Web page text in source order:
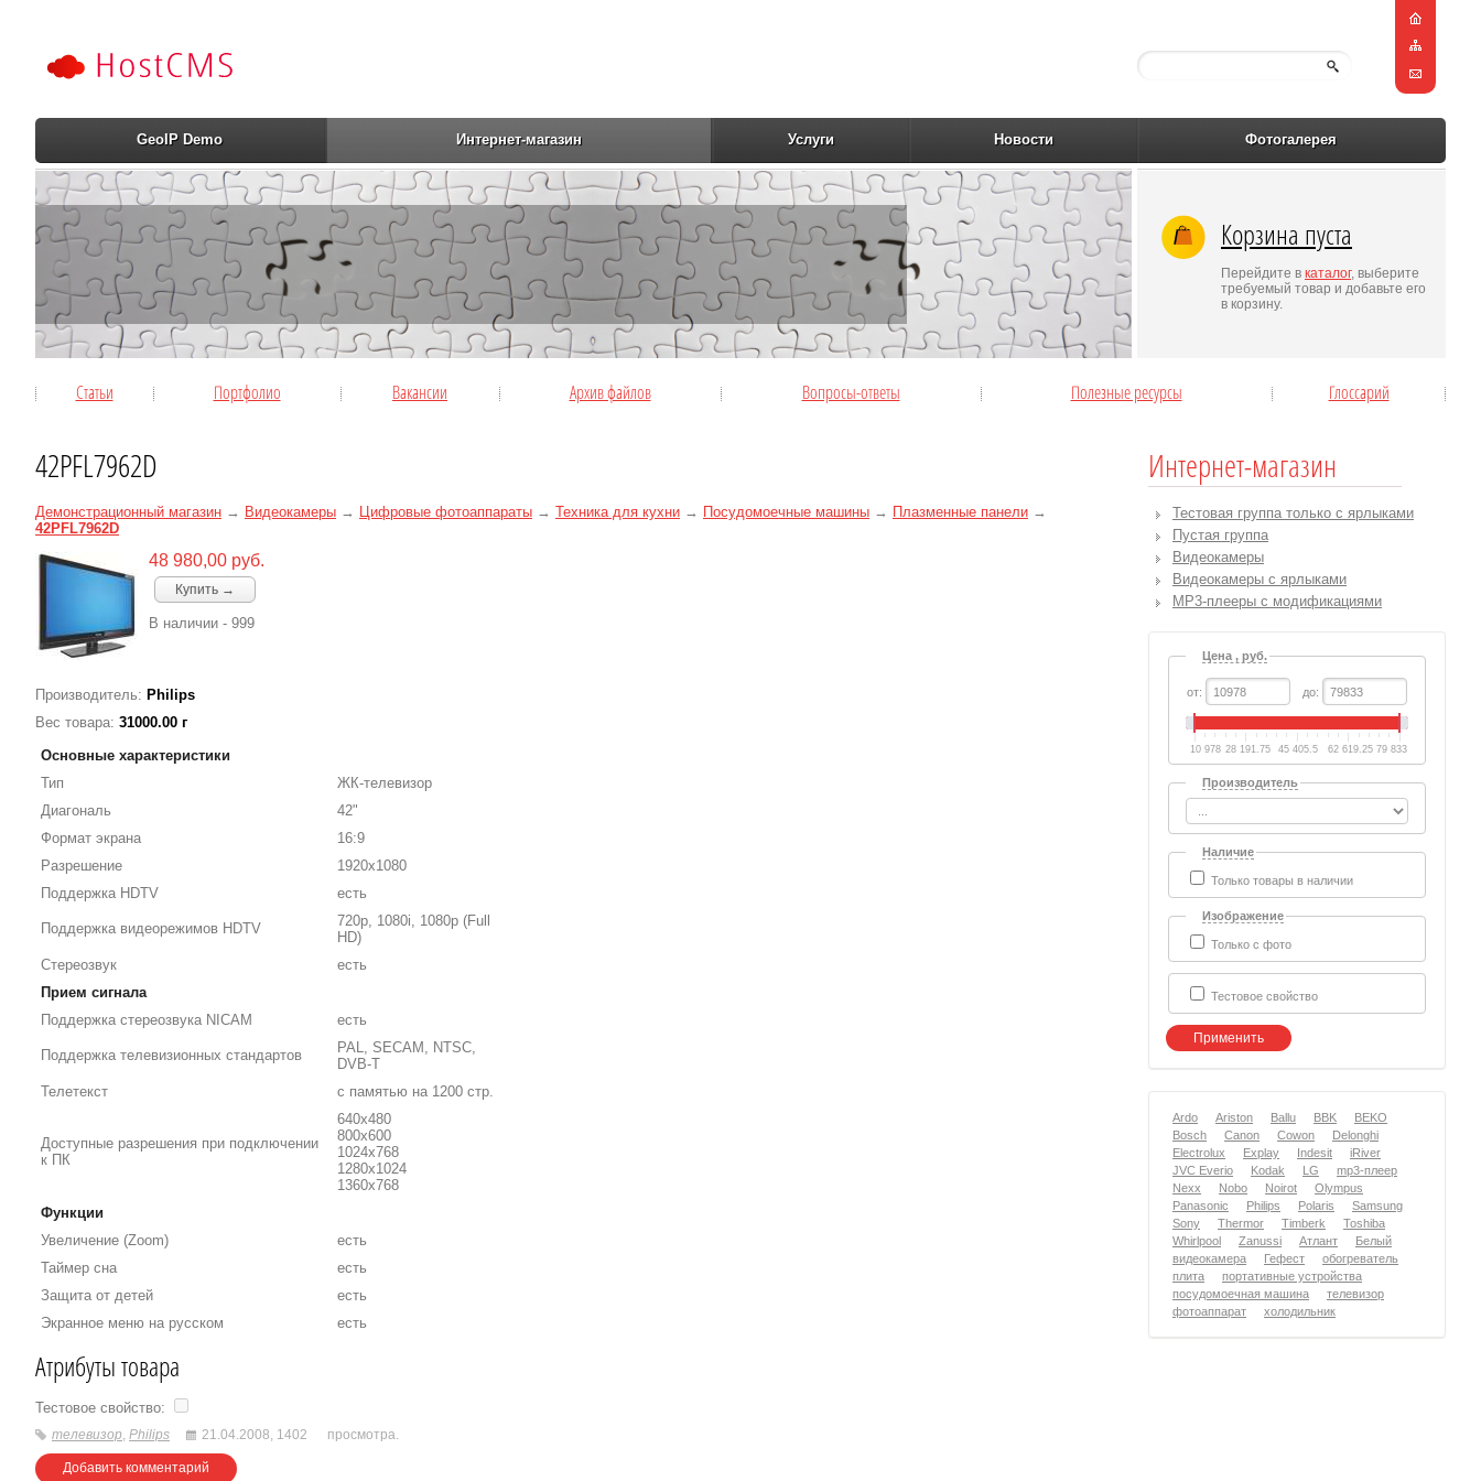
GeoIP Demo Интернет-магазин Услуги Новости Фотогалерея
Корзина пуста
Перейдите в каталог, выберите
требуемый товар и добавьте его
в корзину.
Статьи Портфолио Вакансии Архив файлов Вопросы-ответы Полезные ресурсы Глоссарий
42PFL7962D
Демонстрационный магазин → Видеокамеры → Цифровые фотоаппараты → Техника для кухни → Посудомоечные машины → Плазменные панели →
42PFL7962D
48 980,00 руб.
Купить →
В наличии - 999
Производитель: Philips
Вес товара: 31000.00 г
Основные характеристики
Тип
ЖК-телевизор
Диагональ
42"
Формат экрана
16:9
Разрешение
1920x1080
Поддержка HDTV
есть
Поддержка видеорежимов HDTV
720p, 1080i, 1080p (Full
HD)
Стереозвук
есть
Прием сигнала
Поддержка стереозвука NICAM
есть
Поддержка телевизионных стандартов
PAL, SECAM, NTSC,
DVB-T
Телетекст
с памятью на 1200 стр.
Доступные разрешения при подключении
к ПК
640x480
800x600
1024x768
1280x1024
1360x768
Функции
Увеличение (Zoom)
есть
Таймер сна
есть
Защита от детей
есть
Экранное меню на русском
есть
Атрибуты товара
Тестовое свойство:
телевизор, Philips 21.04.2008, 1402 просмотра.
Добавить комментарий
Интернет-магазин
Тестовая группа только с ярлыками
Пустая группа
Видеокамеры
Видеокамеры с ярлыками
MP3-плееры с модификациями
Цена , руб.
от: до:
10 978 28 191.75 45 405.5 62 619.25 79 833
Производитель
Наличие
Только товары в наличии
Изображение
Только с фото
Тестовое свойство
Ardo Ariston Ballu BBK
BEKO
Bosch
Canon Cowon
Delonghi
Electrolux
Explay Indesit
iRiver
JVC Everio
Kodak LG
mp3-плеер
Nexx
Nobo Noirot
Olympus
Panasonic
Philips Polaris
Samsung
Sony
Thermor Timberk
Toshiba
Whirlpool
Zanussi Атлант
Белый
видеокамера
Гефест
обогреватель
плита
портативные устройства
посудомоечная машина
телевизор
фотоаппарат
холодильник